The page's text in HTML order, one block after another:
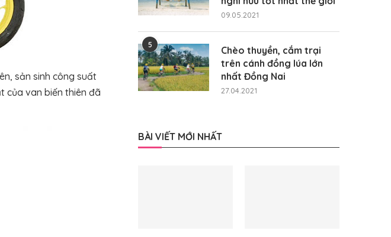
sản sinh công suất
của van biến thiên đã
09.05.2021
5
Chèo thuyền, cắm trại
trên cánh đồng lúa lớn
nhất Đồng Nai
27.04.2021
BÀI VIẾT MỚI NHẤT